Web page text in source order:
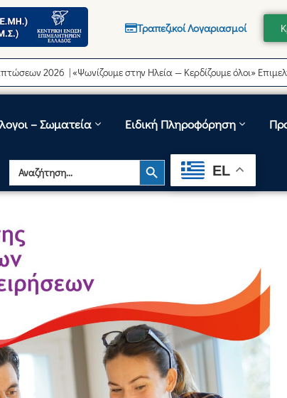
Τραπεζικοί Λογαριασμοί
| «Ψωνίζουμε στην Ηλεία — Κερδίζουμε όλοι» Επιμελητήριο
– Σωματεία Ειδική Πληροφόρηση
Search
for:
Search Button
EL